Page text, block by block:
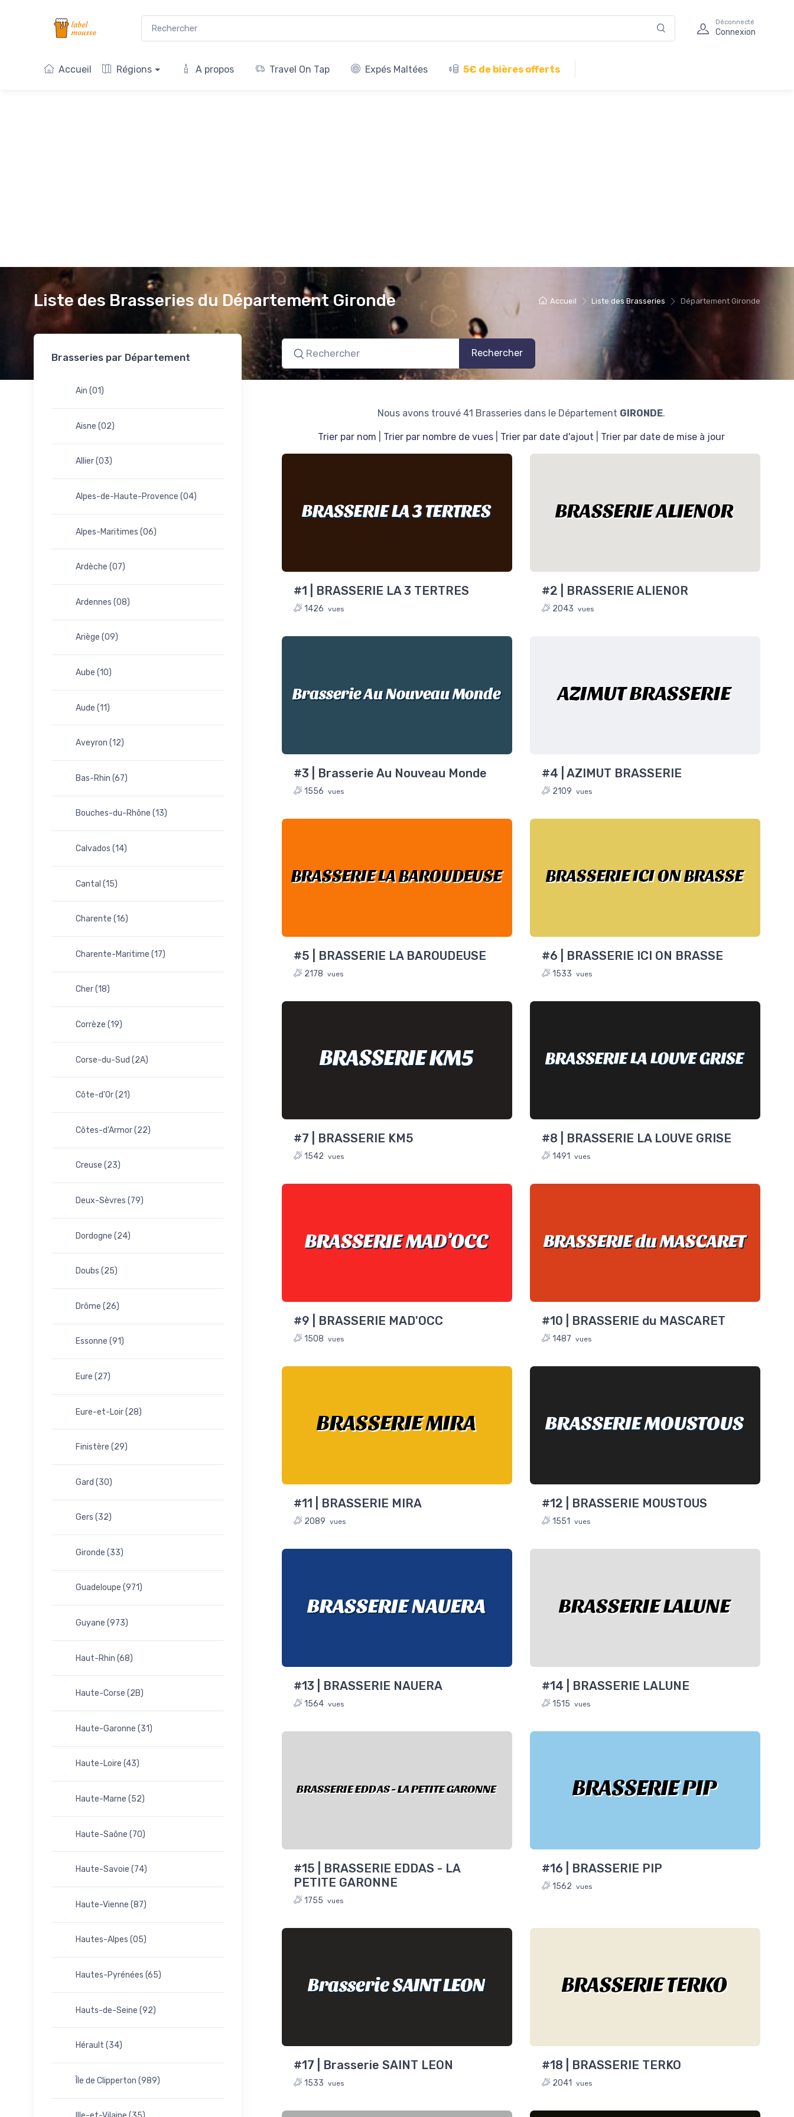
Déconnecté
Connexion
Accueil Régions A propos Travel On Tap Expés Maltées 5€ de bières offerts
Accueil Liste des Brasseries Département Gironde
Liste des Brasseries du Département Gironde
Brasseries par Département
Ain (01)
Aisne (02)
Allier (03)
Alpes-de-Haute-Provence (04)
Alpes-Maritimes (06)
Ardèche (07)
Ardennes (08)
Ariège (09)
Aube (10)
Aude (11)
Aveyron (12)
Bas-Rhin (67)
Bouches-du-Rhône (13)
Calvados (14)
Cantal (15)
Charente (16)
Charente-Maritime (17)
Cher (18)
Corrèze (19)
Corse-du-Sud (2A)
Côte-d'Or (21)
Côtes-d'Armor (22)
Creuse (23)
Deux-Sèvres (79)
Dordogne (24)
Doubs (25)
Drôme (26)
Essonne (91)
Eure (27)
Eure-et-Loir (28)
Finistère (29)
Gard (30)
Gers (32)
Gironde (33)
Guadeloupe (971)
Guyane (973)
Haut-Rhin (68)
Haute-Corse (2B)
Haute-Garonne (31)
Haute-Loire (43)
Haute-Marne (52)
Haute-Saône (70)
Haute-Savoie (74)
Haute-Vienne (87)
Hautes-Alpes (05)
Hautes-Pyrénées (65)
Hauts-de-Seine (92)
Hérault (34)
Île de Clipperton (989)
Rechercher
Nous avons trouvé 41 Brasseries dans le Département GIRONDE.
Trier par nom Trier par nombre de vues| Trier par date d'ajout Trier par date de mise à jour
BRASSERIE LA 3 TERTRES
#1 | BRASSERIE LA 3 TERTRES
1426 vues
BRASSERIE ALIENOR
#2 | BRASSERIE ALIENOR
2043 vues
Brasserie Au Nouveau Monde
#3 | Brasserie Au Nouveau Monde
1556 vues
AZIMUT BRASSERIE
#4 | AZIMUT BRASSERIE
2109 vues
BRASSERIE LA BAROUDEUSE
#5 | BRASSERIE LA BAROUDEUSE
2178 vues
BRASSERIE ICI ON BRASSE
#6 | BRASSERIE ICI ON BRASSE
1533 vues
BRASSERIE KM5
#7 | BRASSERIE KM5
1542 vues
BRASSERIE LA LOUVE GRISE
#8 | BRASSERIE LA LOUVE GRISE
1491 vues
BRASSERIE MAD'OCC
#9 | BRASSERIE MAD'OCC
1508 vues
BRASSERIE du MASCARET
#10 | BRASSERIE du MASCARET
1487 vues
BRASSERIE MIRA
#11 | BRASSERIE MIRA
2089 vues
BRASSERIE MOUSTOUS
#12 | BRASSERIE MOUSTOUS
1551 vues
BRASSERIE NAUERA
#13 | BRASSERIE NAUERA
1564 vues
BRASSERIE LALUNE
#14 | BRASSERIE LALUNE
1515 vues
BRASSERIE EDDAS - LA PETITE GARONNE
#15 | BRASSERIE EDDAS - LA
PETITE GARONNE
1755 vues
BRASSERIE PIP
#16 | BRASSERIE PIP
1562 vues
Brasserie SAINT LEON
#17 | Brasserie SAINT LEON
1533 vues
BRASSERIE TERKO
#18 | BRASSERIE TERKO
2041 vues